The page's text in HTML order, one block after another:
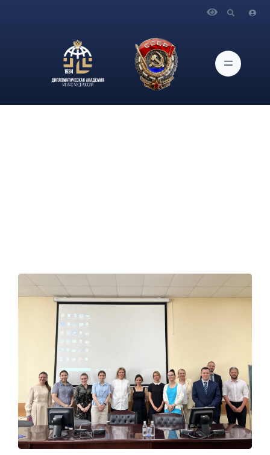
России была проведена программа профессионального
развития «Современные тенденции в реализации принципов
международного права и правозащитная тематика» для
дипломатических сотрудников Министерства